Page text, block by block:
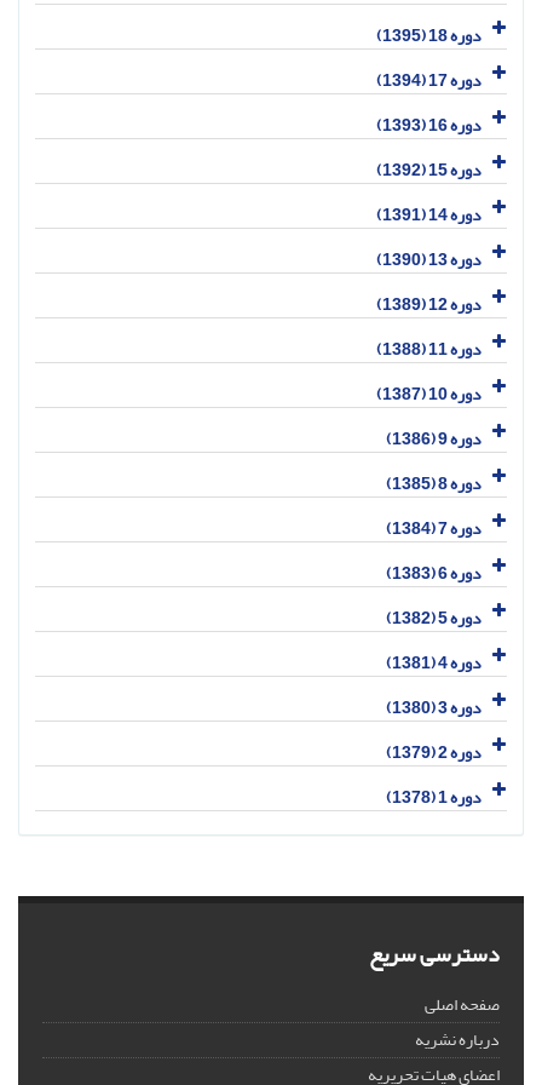
دوره 18 (1395)
دوره 17 (1394)
دوره 16 (1393)
دوره 15 (1392)
دوره 14 (1391)
دوره 13 (1390)
دوره 12 (1389)
دوره 11 (1388)
دوره 10 (1387)
دوره 9 (1386)
دوره 8 (1385)
دوره 7 (1384)
دوره 6 (1383)
دوره 5 (1382)
دوره 4 (1381)
دوره 3 (1380)
دوره 2 (1379)
دوره 1 (1378)
دسترسی سریع
صفحه اصلی
درباره نشریه
اعضای هیات تحریریه